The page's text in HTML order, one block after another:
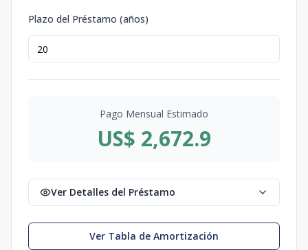
Plazo del Préstamo (años)
Pago Mensual Estimado
US$ 2,672.9
Ver Detalles del Préstamo
Ver Tabla de Amortización